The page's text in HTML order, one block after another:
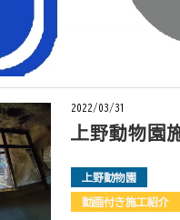
2022/03/31
上野動物園
上野動物園
動画付き施工紹介